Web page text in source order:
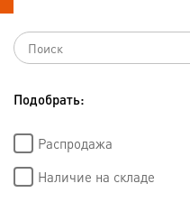
Подобрать:
Распродажа
Наличие на складе